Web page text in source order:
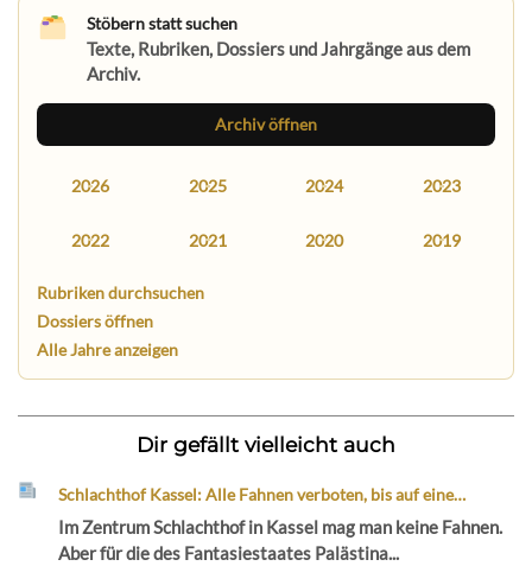
Stöbern statt suchen
Texte, Rubriken, Dossiers und Jahrgänge aus dem
Archiv.
Archiv öffnen
2026 2025 2024 2023
2022 2021 2020 2019
Rubriken durchsuchen
Dossiers öffnen
Alle Jahre anzeigen
Dir gefällt vielleicht auch
Schlachthof Kassel: Alle Fahnen verboten, bis auf eine…
Im Zentrum Schlachthof in Kassel mag man keine Fahnen.
Aber für die des Fantasiestaates Palästina...